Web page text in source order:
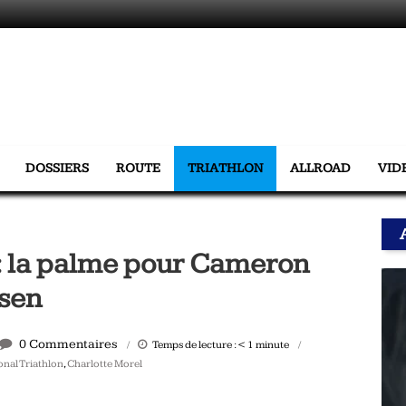
DOSSIERS ROUTE TRIATHLON ALLROAD
la palme pour Cameron
0 Commentaires Temps de lecture : < 1 minute
Triathlon,Charlotte Morel